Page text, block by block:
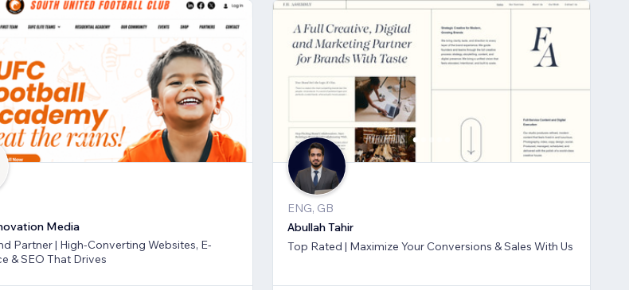
Media
Partner | High-Converting Websites, E-
& SEO That Drives
ENG, GB
Abullah Tahir
Top Rated | Maximize Your Conversions & Sales With Us